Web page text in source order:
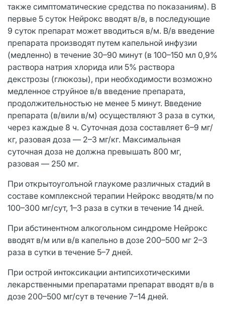
также симптоматические средства по показаниям). В
первые 5 суток Нейрокс вводят в/в, в последующие
9 суток препарат может вводиться в/м. В/в введение
препарата производят путем капельной инфузии
(медленно) в течение 30–90 минут (в 100–150 мл 0,9%
раствора натрия хлорида или 5% раствора
декстрозы (глюкозы), при необходимости возможно
медленное струйное в/в введение препарата,
продолжительностью не менее 5 минут. Введение
препарата (в/вили в/м) осуществляют 3 раза в сутки,
через каждые 8 ч. Суточная доза составляет 6–9 мг/
кг, разовая доза — 2–3 мг/кг. Максимальная
суточная доза не должна превышать 800 мг,
разовая — 250 мг.
При открытоуголъной глаукоме различных стадий в
составе комплексной терапии Нейрокс вводятв/м по
100–300 мг/сут, 1–3 раза в сутки в течение 14 дней.
При абстинентном алкогольном синдроме Нейрокс
вводят в/м или в/в капельно в дозе 200–500 мг 2–3
раза в сутки в течение 5–7 дней.
При острой интоксикации антипсихотическими
лекарственными препаратами препарат вводят в/в в
дозе 200–500 мг/сут в течение 7–14 дней.